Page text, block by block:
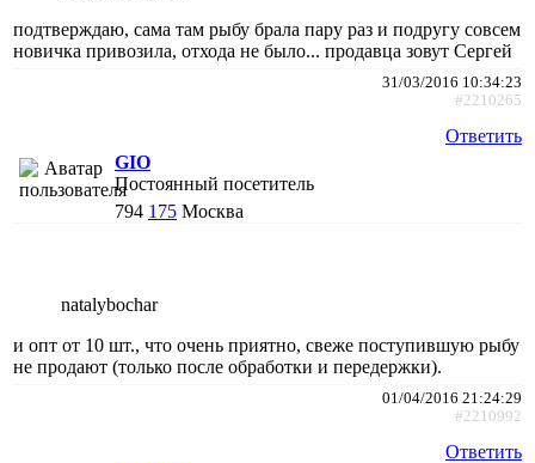
подтверждаю, сама там рыбу брала пару раз и подругу совсем
новичка привозила, отхода не было... продавца зовут Сергей
31/03/2016 10:34:23
#2210265
Ответить
GIO
Постоянный посетитель
794 175 Москва
natalybochar
и опт от 10 шт., что очень приятно, свеже поступившую рыбу
не продают (только после обработки и передержки).
01/04/2016 21:24:29
#2210992
Ответить